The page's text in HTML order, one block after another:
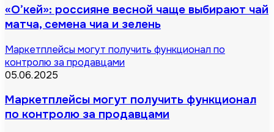
«О’кей»: россияне весной чаще выбирают чай
матча, семена чиа и зелень
Маркетплейсы могут получить функционал по
контролю за продавцами
05.06.2025
Маркетплейсы могут получить функционал
по контролю за продавцами